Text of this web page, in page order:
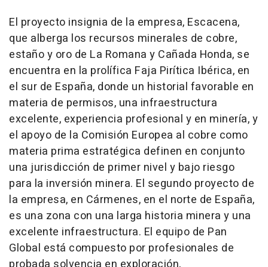
El proyecto insignia de la empresa, Escacena,
que alberga los recursos minerales de cobre,
estaño y oro de La Romana y Cañada Honda, se
encuentra en la prolífica Faja Pirítica Ibérica, en
el sur de España, donde un historial favorable en
materia de permisos, una infraestructura
excelente, experiencia profesional y en minería, y
el apoyo de la Comisión Europea al cobre como
materia prima estratégica definen en conjunto
una jurisdicción de primer nivel y bajo riesgo
para la inversión minera. El segundo proyecto de
la empresa, en Cármenes, en el norte de España,
es una zona con una larga historia minera y una
excelente infraestructura. El equipo de Pan
Global está compuesto por profesionales de